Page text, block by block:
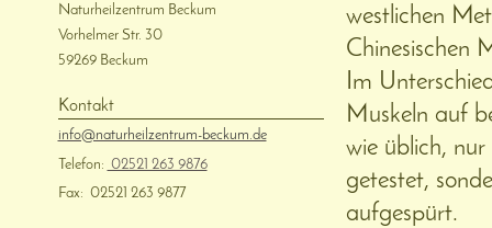
westlichen
Chinesischen
Im
Muskeln auf
wie üblich,
getestet,
aufgespürt.
Naturheilzentrum Beckum
Vorhelmer Str. 30
59269 Beckum
Kontakt
info@naturheilzentrum-beckum.de
Telefon: 02521 263 9876
Fax: 02521 263 9877